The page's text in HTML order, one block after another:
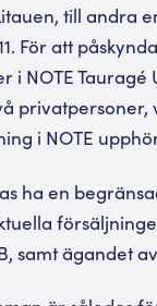
till
För att
i NOTE
i NOTE
ha en
samt ägandet